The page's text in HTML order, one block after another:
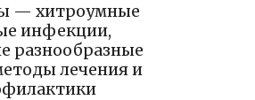
— хитроумные
инфекции,
разнообразные
лечения и